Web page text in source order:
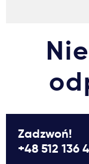
Zadzwoń!
+48 512 136